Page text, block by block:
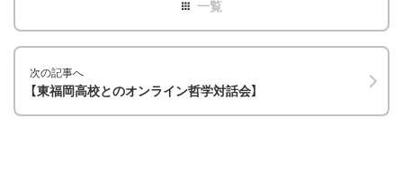
次の記事へ
【東福岡高校とのオンライン哲学対話会】